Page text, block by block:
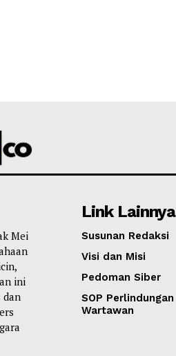
Mei
ini
dan
Link Lainnya
Susunan Redaksi
Visi dan Misi
Pedoman Siber
SOP Perlindungan
Wartawan